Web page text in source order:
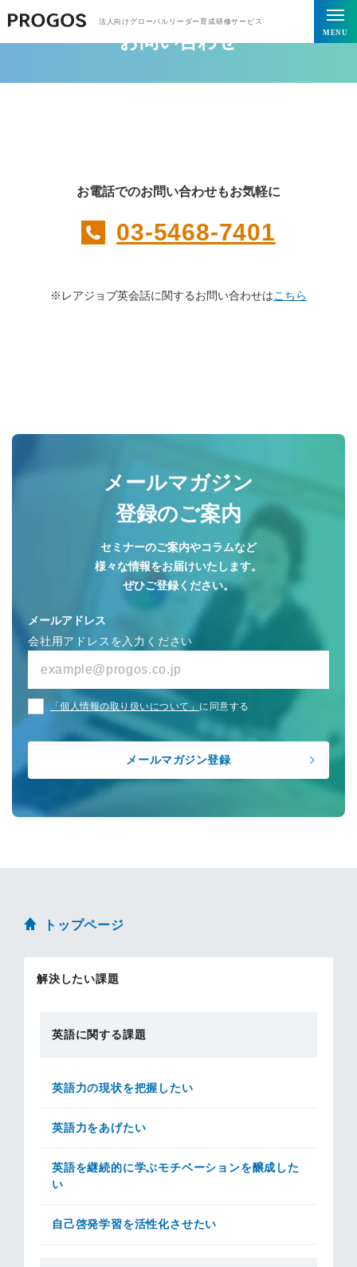
法人向けグローバルリーダー育成研修サービス
MENU
お問い合わせ
お電話でのお問い合わせもお気軽に
03-5468-7401
※レアジョブ英会話に関するお問い合わせはこちら
メールマガジン
登録のご案内
セミナーのご案内やコラムなど
様々な情報をお届けいたします。
ぜひご登録ください。
メールアドレス
会社用アドレスを入力ください
「個人情報の取り扱いについて」 に同意する
トップページ
解決したい課題
英語に関する課題
英語力の現状を把握したい
英語力をあげたい
英語を継続的に学ぶモチベーションを醸成した
い
自己啓発学習を活性化させたい